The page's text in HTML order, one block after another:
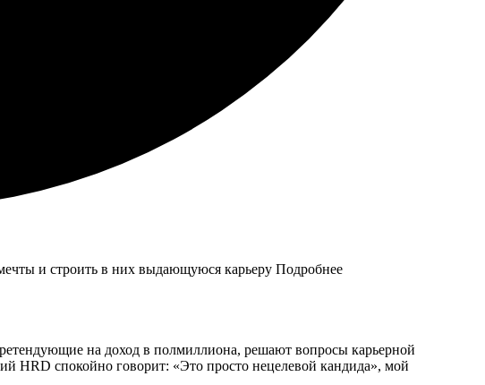
и строить в них выдающуюся карьеру Подробнее
на доход в полмиллиона, решают вопросы карьерной
HRD спокойно говорит: «Это просто нецелевой кандида», мой